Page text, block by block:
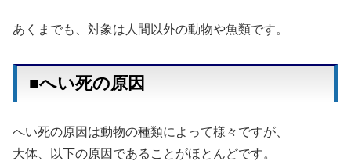
あくまでも、対象は人間以外の動物や魚類です。
■へい死の原因
へい死の原因は動物の種類によって様々ですが、
大体、以下の原因であることがほとんどです。